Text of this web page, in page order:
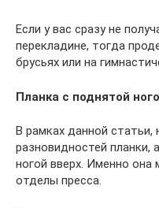
Если у вас сразу не
перекладине, тогда
брусьях или на
Планка с поднятой
В рамках данной статьи,
разновидностей планки,
ногой вверх. Именно она
отделы пресса.